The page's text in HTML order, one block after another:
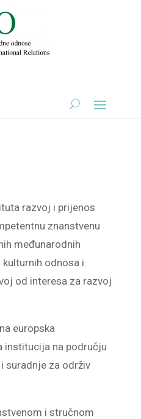
razvoj i prijenos
znanstvenu
međunarodnih
odnosa i
od interesa za razvoj
europska
institucija na području
suradnje za održiv
i stručnom